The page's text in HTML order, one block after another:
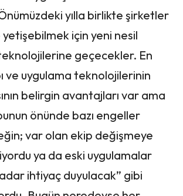
yılla birlikte şirketler
için yeni nesil
geçecekler. En
ve uygulama teknolojilerinin
belirgin avantajları var ama
önünde bazı engeller
var olan ekip değişmeye
ya da eski uygulamalar
ihtiyaç duyulacak” gibi